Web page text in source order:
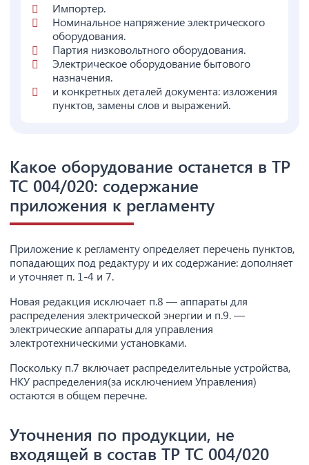
Импортер.
Номинальное напряжение электрического
оборудования.
Партия низковольтного оборудования.
Электрическое оборудование бытового
назначения.
и конкретных деталей документа: изложения
пунктов, замены слов и выражений.
Какое оборудование останется в ТР
ТС 004/020: содержание
приложения к регламенту
Приложение к регламенту определяет перечень пунктов,
попадающих под редактуру и их содержание: дополняет
и уточняет п. 1-4 и 7.
Новая редакция исключает п.8 — аппараты для
распределения электрической энергии и п.9. —
электрические аппараты для управления
электротехническими установками.
Поскольку п.7 включает распределительные устройства,
НКУ распределения(за исключением Управления)
остаются в общем перечне.
Уточнения по продукции, не
входящей в состав ТР ТС 004/020